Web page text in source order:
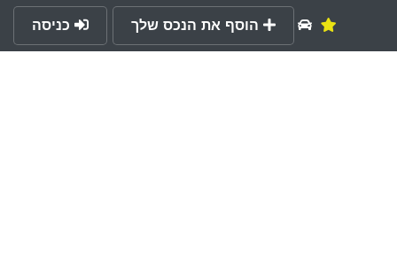
הוסף את הנכס שלך כניסה